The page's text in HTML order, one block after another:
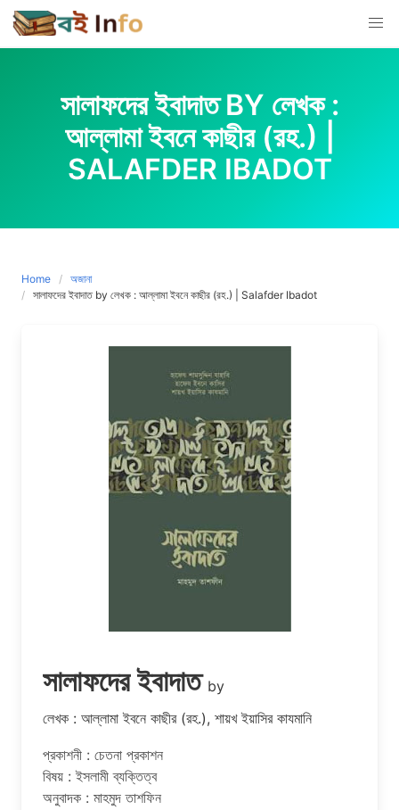
Skip
to
content
সালাফদের ইবাদাত BY লেখক :
আল্লামা ইবনে কাছীর (রহ.) |
SALAFDER IBADOT
Home
অজানা
সালাফদের ইবাদাত by লেখক : আল্লামা ইবনে কাছীর (রহ.) | Salafder Ibadot
সালাফদের ইবাদাত by
লেখক : আল্লামা ইবনে কাছীর (রহ.), শায়খ ইয়াসির কাযমানি
প্রকাশনী : চেতনা প্রকাশন
বিষয় : ইসলামী ব্যক্তিত্ব
অনুবাদক : মাহমুদ তাশফিন